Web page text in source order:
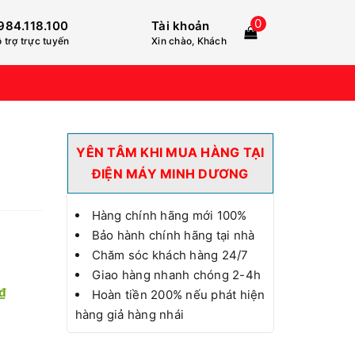
trợ trực tuyến
Tài khoản
Xin chào, Khách
0
YÊN TÂM KHI MUA HÀNG TẠI
ĐIỆN MÁY MINH DƯƠNG
Hàng chính hãng mới 100%
Bảo hành chính hãng tại nhà
Chăm sóc khách hàng 24/7
Giao hàng nhanh chóng 2-4h
Hoàn tiền 200% nếu phát hiện
hàng giả hàng nhái